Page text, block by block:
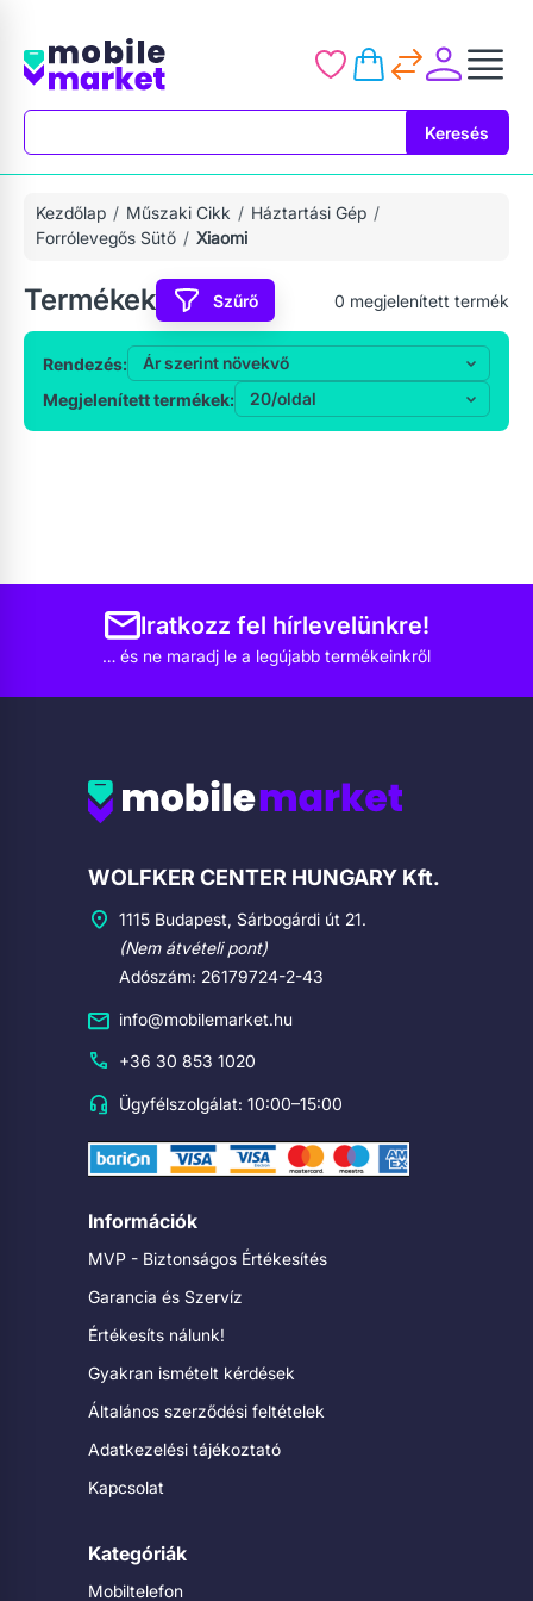
Keresés
Kezdőlap Műszaki Cikk
Háztartási Gép
Forrólevegős Sütő
Xiaomi
Termékek Szűrő 0 megjelenített termék
Rendezés:
Megjelenített termékek:
Iratkozz fel hírlevelünkre!
… és ne maradj le a legújabb termékeinkről
Cégadatok
WOLFKER CENTER HUNGARY Kft.
1115 Budapest, Sárbogárdi út 21.
(Nem átvételi pont)
Adószám: 26179724-2-43
info@mobilemarket.hu
+36 30 853 1020
Ügyfélszolgálat: 10:00–15:00
Információk
MVP - Biztonságos Értékesítés
Garancia és Szervíz
Értékesíts nálunk!
Gyakran ismételt kérdések
Általános szerződési feltételek
Adatkezelési tájékoztató
Kapcsolat
Kategóriák
Mobiltelefon